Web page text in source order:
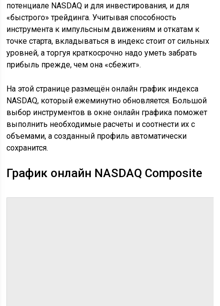
потенциале NASDAQ и для инвестирования, и для
«быстрого» трейдинга. Учитывая способность
инструмента к импульсным движениям и откатам к
точке старта, вкладываться в индекс стоит от сильных
уровней, а торгуя краткосрочно надо уметь забрать
прибыль прежде, чем она «сбежит».
На этой странице размещён онлайн график индекса
NASDAQ, который ежеминутно обновляется. Большой
выбор инструментов в окне онлайн графика поможет
выполнить необходимые расчеты и соотнести их с
объемами, а созданный профиль автоматически
сохранится.
График онлайн NASDAQ Composite